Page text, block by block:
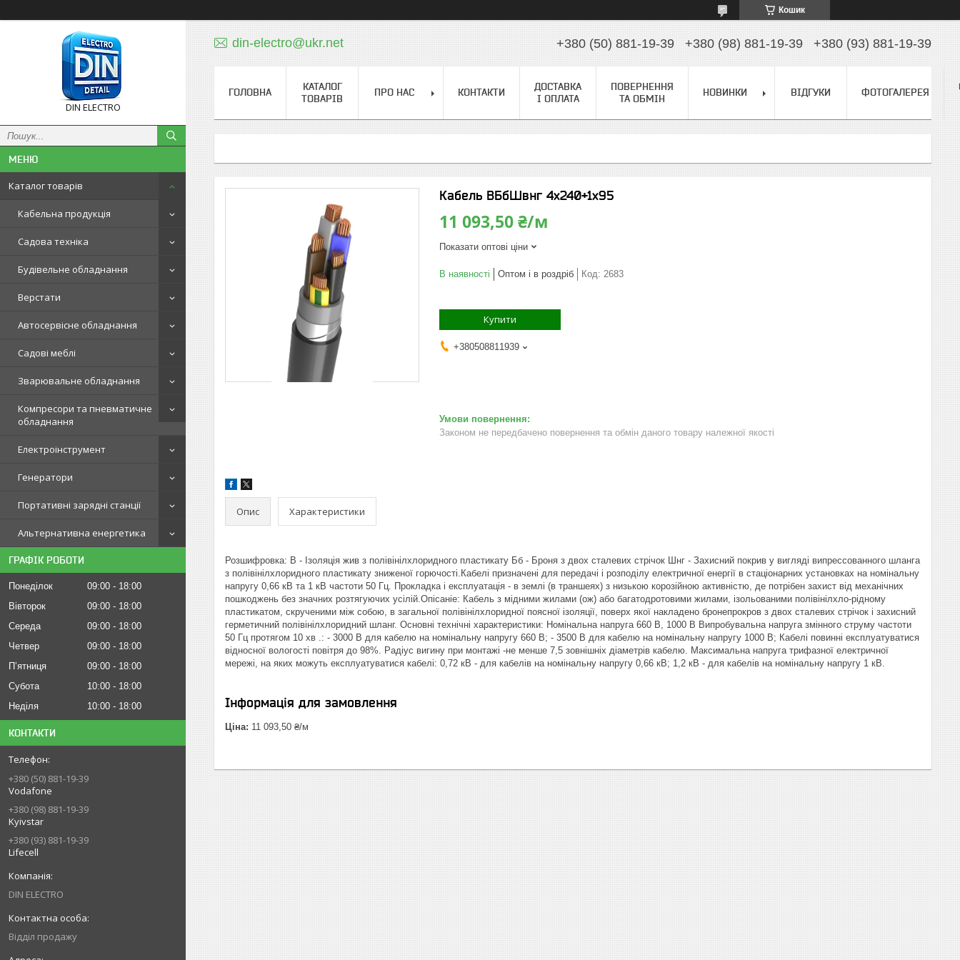
Кошик
DIN ELECTRO
Каталог товарів
Кабельна продукція
Садова техніка
Будівельне обладнання
Верстати
Автосервісне обладнання
Садові меблі
Зварювальне обладнання
Компресори та пневматичне
обладнання
Електроінструмент
Генератори
Портативні зарядні станції
Альтернативна енергетика
ГРАФІК РОБОТИ
Понеділок 09:00
18:00
Вівторок
09:00
18:00
Середа
09:00
18:00
Четвер
09:00
18:00
Пʼятниця
09:00
18:00
Субота
10:00
18:00
Неділя
10:00 18:00
КОНТАКТИ
+380 (50) 881-19-39
Vodafone
+380 (98) 881-19-39
Kyivstar
+380 (93) 881-19-39
Lifecell
DIN ELECTRO
Відділ продажу
din-electro@ukr.net +380 (50) 881-19-39 +380 (98) 881-19-39 +380 (93) 881-19-39
ГОЛОВНА
КАТАЛОГ
ТОВАРІВ
ПРО НАС КОНТАКТИ
ДОСТАВКА
І ОПЛАТА
ПОВЕРНЕННЯ
ТА ОБМІН
НОВИНКИ ВІДГУКИ ФОТОГАЛЕРЕЯ
Кабель ВБбШвнг 4х240+1х95
11 093,50 ₴/м
Показати оптові ціни
В наявності Оптом і в роздріб Код: 2683
Купити
+380508811939
Законом не передбачено повернення та обмін даного товару належної якості
Опис Характеристики
Розшифровка: В - Ізоляція жив з полівінілхлоридного пластикату Бб - Броня з двох сталевих стрічок Шнг - Захисний покрив у вигляді випрессованного шланга
з полівінілхлоридного пластикату зниженої горючості.Кабелі призначені для передачі і розподілу електричної енергії в стаціонарних установках на номінальну
напругу 0,66 кВ та 1 кВ частоти 50 Гц. Прокладка і експлуатація - в землі (в траншеях) з низькою корозійною активністю, де потрібен захист від механічних
пошкоджень без значних розтягуючих усілій.Опісаніе: Кабель з мідними жилами (ож) або багатодротовими жилами, ізольованими полівінілхло-рідному
пластикатом, скрученими між собою, в загальної полівінілхлоридної поясної ізоляції, поверх якої накладено бронепрокров з двох сталевих стрічок і захисний
герметичний полівінілхлоридний шланг. Основні технічні характеристики: Номінальна напруга 660 В, 1000 В Випробувальна напруга змінного струму частоти
50 Гц протягом 10 хв .: - 3000 В для кабелю на номінальну напругу 660 В; - 3500 В для кабелю на номінальну напругу 1000 В; Кабелі повинні експлуатуватися
відносної вологості повітря до 98%. Радіус вигину при монтажі -не менше 7,5 зовнішніх діаметрів кабелю. Максимальна напруга трифазної електричної
мережі, на яких можуть експлуатуватися кабелі: 0,72 кВ - для кабелів на номінальну напругу 0,66 кВ; 1,2 кВ - для кабелів на номінальну напругу 1 кВ.
Інформація для замовлення
Ціна: 11 093,50 ₴/м